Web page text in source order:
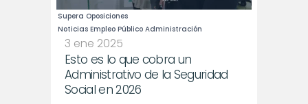
Supera Oposiciones
Noticias Empleo Público Administración
3 ene 2025
Esto es lo que cobra un
Administrativo de la Seguridad
Social en 2026